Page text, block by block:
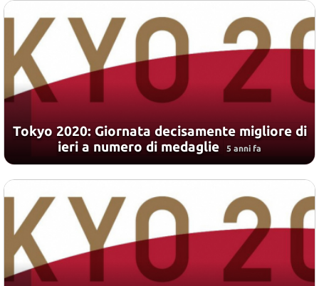
Tokyo 2020: Giornata decisamente migliore di
ieri a numero di medaglie
5 anni fa